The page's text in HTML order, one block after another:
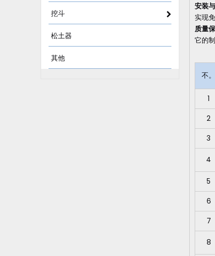
挖斗
松土器
其他
安装
实现
质量
它的
不。
1
2
3
4
5
6
7
8